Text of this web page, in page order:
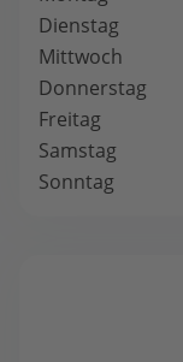
Dienstag
Mittwoch
Donnerstag
Freitag
Samstag
Sonntag